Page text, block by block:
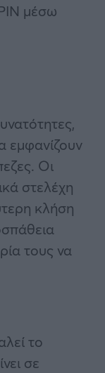
μέσω
εμφανίζουν
Οι
στελέχη
κλήση
τους να
το
σε